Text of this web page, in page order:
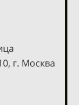
г. Москва